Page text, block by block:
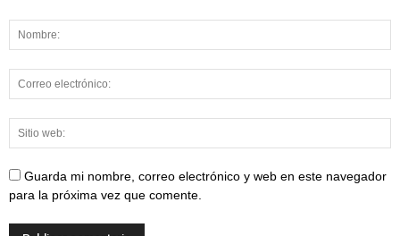
Guarda mi nombre, correo electrónico y web en este navegador
para la próxima vez que comente.